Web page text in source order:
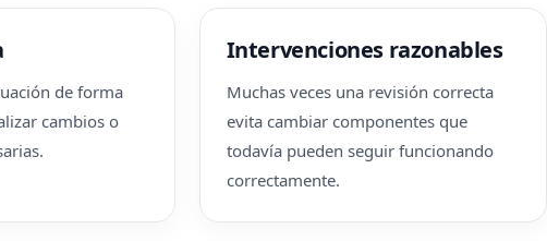
de forma
cambios o
Intervenciones razonables
Muchas veces una revisión correcta
evita cambiar componentes que
todavía pueden seguir funcionando
correctamente.